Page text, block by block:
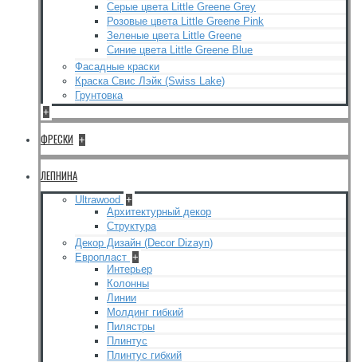
Серые цвета Little Greene Grey
Розовые цвета Little Greene Pink
Зеленые цвета Little Greene
Синие цвета Little Greene Blue
Фасадные краски
Краска Свис Лэйк (Swiss Lake)
Грунтовка
+
ФРЕСКИ +
ЛЕПНИНА
Ultrawood +
Архитектурный декор
Структура
Декор Дизайн (Decor Dizayn)
Европласт +
Интерьер
Колонны
Линии
Молдинг гибкий
Пилястры
Плинтус
Плинтус гибкий